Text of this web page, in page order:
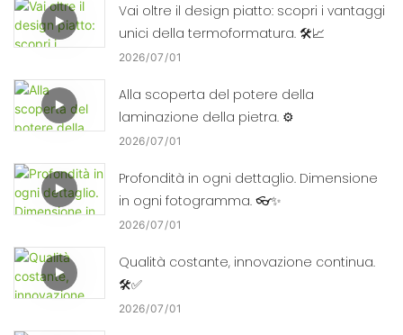
Vai oltre il design piatto: scopri i vantaggi
unici della termoformatura. 🛠️📈
2026 07 01
Alla scoperta del potere della
laminazione della pietra. ⚙️
2026 07 01
Profondità in ogni dettaglio. Dimensione
in ogni fotogramma. 👓✨
2026 07 01
Qualità costante, innovazione continua.
🛠️✅
2026 07 01